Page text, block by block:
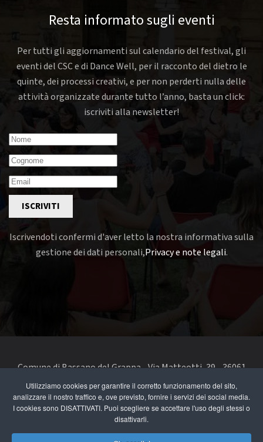
Utilizziamo cookies per garantire il corretto funzionamento del sito,
analizzare il nostro traffico e, ove previsto, fornire i servizi dei social media.
I cookies sono DISATTIVATI. Puoi scegliere se accettare l'uso degli stessi o
disattivarli.
Resta informato sugli eventi
Per tutti gli aggiornamenti sul calendario del festival, gli
eventi del CSC e di Dance Well, per il racconto del dietro le
quinte, dei processi creativi, e per non perderti nulla delle
attività organizzate durante tutto l’anno, basta un click:
iscriviti alla newsletter!
ISCRIVITI
Iscrivendoti confermi d'aver letto la nostra informativa sulla
gestione dei dati personali,Privacy e note legali.
Comune di Bassano del Grappa - Via Matteotti, 39 - 36061
Bassano del Grappa VI - Telefono 0424 519111 - codice fiscale
e partita IVA 00168480242
segnala un problema di accessibilità